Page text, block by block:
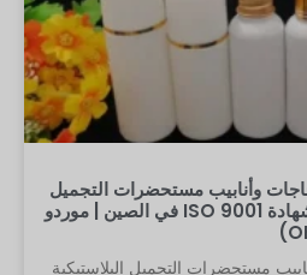
لزجاجات وأنابيب مستحضرات التجميل
البلاستيكية الحاصلة على شهادة ISO 9001 في الصين | موردو
وأنابيب مستحضرات التجميل البلاستيكية